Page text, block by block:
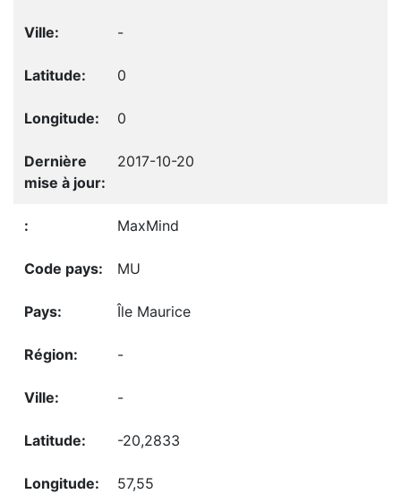
-
0
0
2017-10-20
MaxMind
MU
Île Maurice
-
-
-20,2833
57,55